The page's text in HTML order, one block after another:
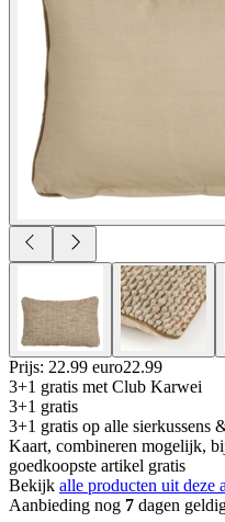
Prijs: 22.99 euro22.99
3+1 gratis met Club Karwei
3+1 gratis
3+1 gratis op alle sierkussens
Kaart, combineren mogelijk,
goedkoopste artikel gratis
Bekijk alle producten uit deze
Aanbieding nog 7 dagen